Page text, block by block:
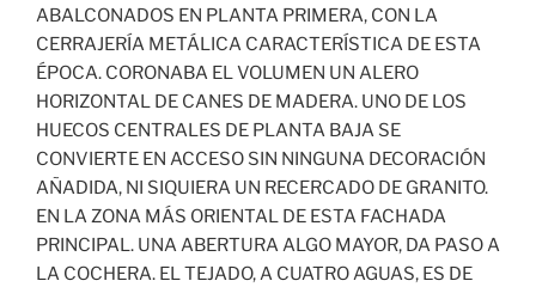
ABALCONADOS EN PLANTA PRIMERA, CON LA
CERRAJERÍA METÁLICA CARACTERÍSTICA DE ESTA
ÉPOCA. CORONABA EL VOLUMEN UN ALERO
HORIZONTAL DE CANES DE MADERA. UNO DE LOS
HUECOS CENTRALES DE PLANTA BAJA SE
CONVIERTE EN ACCESO SIN NINGUNA DECORACIÓN
AÑADIDA, NI SIQUIERA UN RECERCADO DE GRANITO.
EN LA ZONA MÁS ORIENTAL DE ESTA FACHADA
PRINCIPAL. UNA ABERTURA ALGO MAYOR, DA PASO A
LA COCHERA. EL TEJADO, A CUATRO AGUAS, ES DE